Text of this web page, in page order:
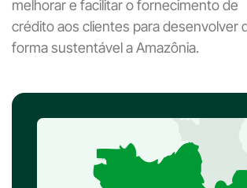
melhorar e facilitar o fornecimento de
crédito aos clientes para desenvolver
forma sustentável a Amazônia.